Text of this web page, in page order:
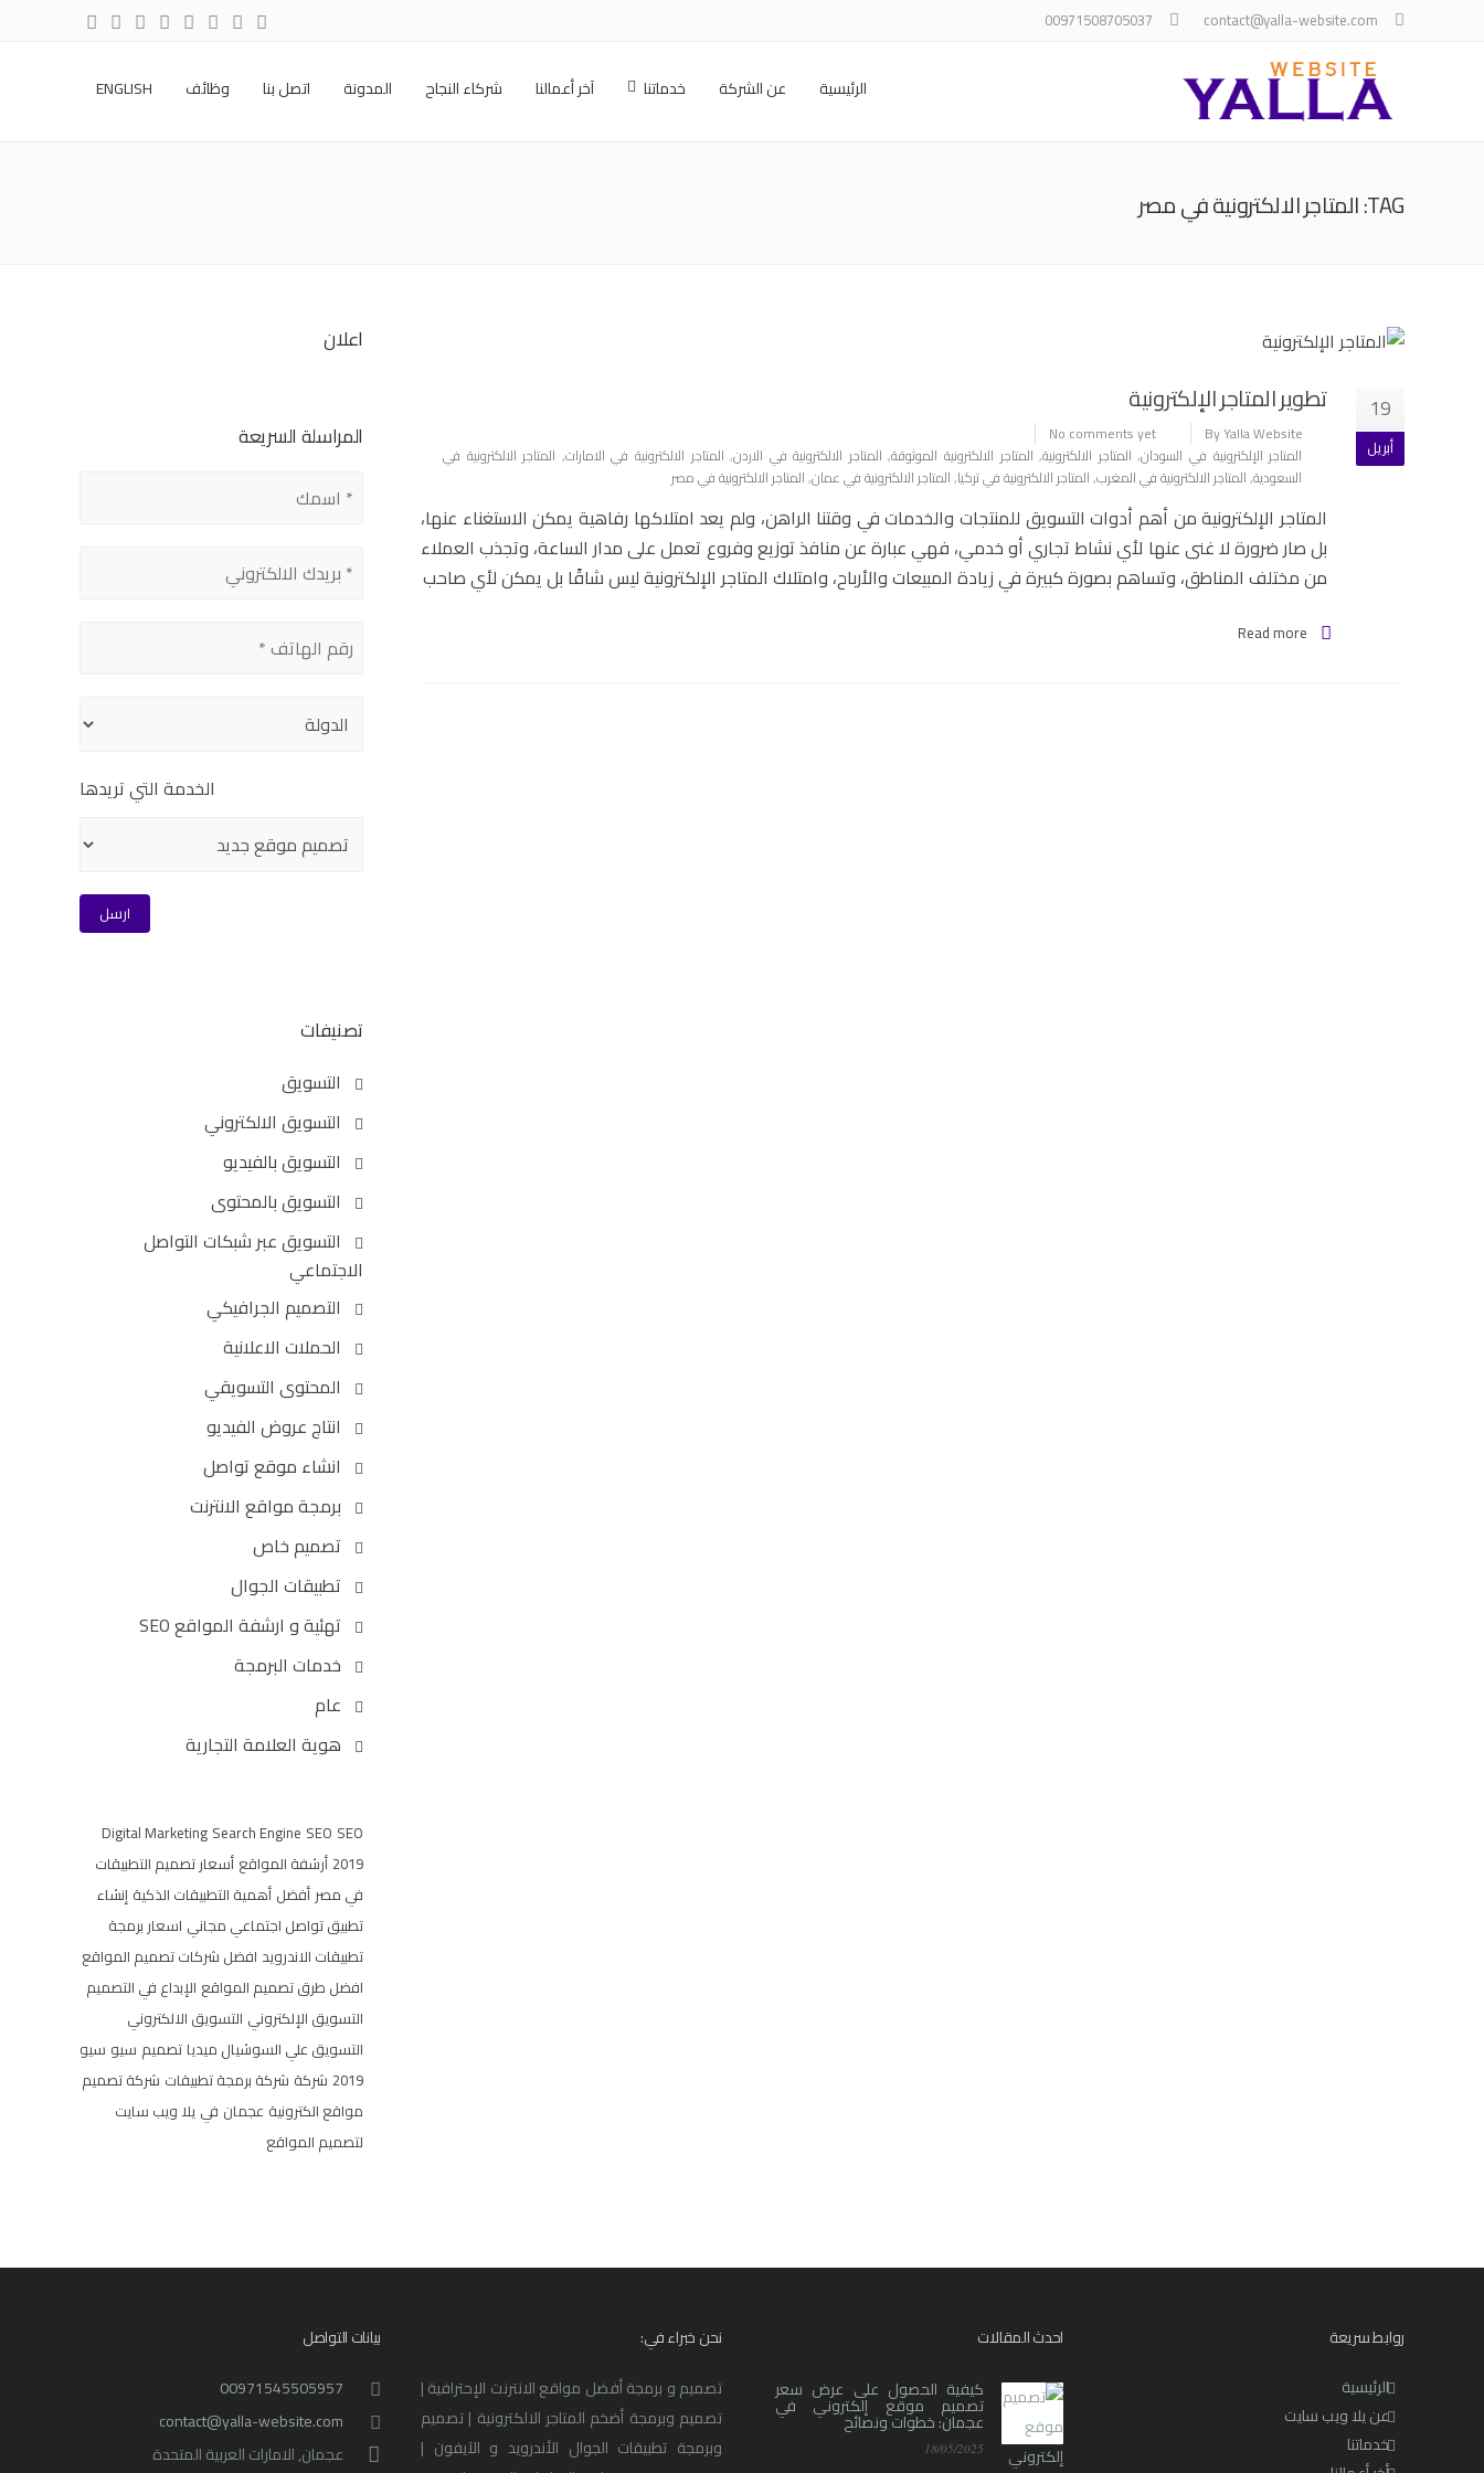
contact@yalla-website.com
00971508705037
الرئيسية عن الشركة خدماتنا آخر أعمالنا شركاء النجاح المدونة اتصل بنا وظائف ENGLISH
TAG: المتاجر الالكترونية في مصر
19
أبريل
تطوير المتاجر الإلكترونية
By Yalla Website
No comments yet
المتاجر الإلكترونية في السودان, المتاجر الالكترونية, المتاجر الالكترونية الموثوقة, المتاجر الالكترونية في الاردن, المتاجر الالكترونية في الامارات, المتاجر الالكترونية في
السعودية,المتاجر الالكترونية في المغرب,المتاجر الالكترونية في تركيا,المتاجر الالكترونية في عمان,المتاجر الالكترونية في مصر
المتاجر الإلكترونية من أهم أدوات التسويق للمنتجات والخدمات في وقتنا الراهن، ولم يعد امتلاكها رفاهية يمكن الاستغناء عنها،
بل صار ضرورة لا غنى عنها لأي نشاط تجاري أو خدمي، فهي عبارة عن منافذ توزيع وفروع تعمل على مدار الساعة، وتجذب العملاء
من مختلف المناطق، وتساهم بصورة كبيرة في زيادة المبيعات والأرباح، وامتلاك المتاجر الإلكترونية ليس شاقًا بل يمكن لأي صاحب
Read more
اعلان
المراسلة السريعة
الخدمة التي تريدها
تصنيفات
التسويق
التسويق الالكتروني
التسويق بالفيديو
التسويق بالمحتوى
التسويق عبر شبكات التواصل
الاجتماعي
التصميم الجرافيكي
الحملات الاعلانية
المحتوى التسويقي
انتاج عروض الفيديو
انشاء موقع تواصل
برمجة مواقع الانترنت
تصميم خاص
تطبيقات الجوال
تهئية و ارشفة المواقع SEO
خدمات البرمجة
عام
هوية العلامة التجارية
Digital Marketing Search Engine SEO SEO
2019 أرشفة المواقع أسعار تصميم التطبيقات
في مصر أفضل أهمية التطبيقات الذكية إنشاء
تطبيق تواصل اجتماعي مجاني اسعار برمجة
تطبيقات الاندرويد افضل شركات تصميم المواقع
افضل طرق تصميم المواقع الإبداع في التصميم
التسويق الإلكتروني التسويق الالكتروني
التسويق علي السوشيال ميديا تصميم سيو سيو
2019 شركة شركة برمجة تطبيقات شركة تصميم
مواقع الكترونية عجمان في يلا ويب سايت
لتصميم المواقع
روابط سريعة
الرئيسية
عن يلا ويب سايت
خدماتنا
احدث المقالات
كيفية الحصول على عرض سعر
تصميم موقع إلكتروني في
عجمان: خطوات ونصائح
18/05/2025
نحن خبراء في:
تصميم و برمجة أفضل مواقع الانترنت الإحترافية |
تصميم وبرمجة أضخم المتاجر الالكترونية | تصميم
وبرمجة تطبيقات الجوال الأندرويد و الآيفون |
بيانات التواصل
00971545505957
contact@yalla-website.com
عجمان, الامارات العربية المتحدة